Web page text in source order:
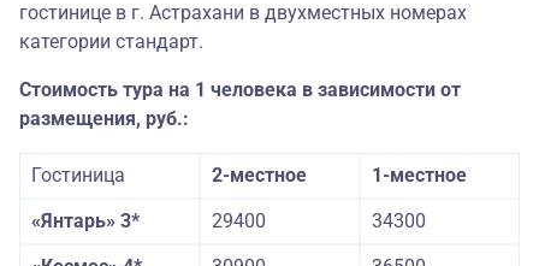
гостинице в г. Астрахани в двухместных номерах
категории стандарт.
Стоимость тура на 1 человека в зависимости от
размещения, руб.:
Гостиница 2-местное
1-местное
«Янтарь» 3*
29400
34300